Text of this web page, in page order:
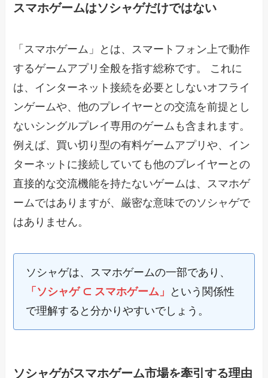
スマホゲームはソシャゲだけではない
「スマホゲーム」とは、スマートフォン上で動作
するゲームアプリ全般を指す総称です。 これに
は、インターネット接続を必要としないオフライ
ンゲームや、他のプレイヤーとの交流を前提とし
ないシングルプレイ専用のゲームも含まれます。
例えば、買い切り型の有料ゲームアプリや、イン
ターネットに接続していても他のプレイヤーとの
直接的な交流機能を持たないゲームは、スマホゲ
ームではありますが、厳密な意味でのソシャゲで
はありません。
ソシャゲは、スマホゲームの一部であり、
「ソシャゲ ⊂ スマホゲーム」
という関係性
で理解すると分かりやすいでしょう。
ソシャゲがスマホゲーム市場を牽引する理由